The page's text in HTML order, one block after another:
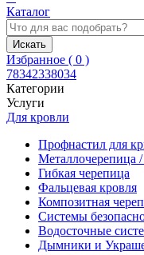
Каталог
Искать
Избранное ( 0 )
78342338034
Категории
Услуги
Для кровли
Профнастил для
Металлочерепица
Гибкая черепица
Фальцевая кровля
Композитная
Системы
Водосточные
Дымники и